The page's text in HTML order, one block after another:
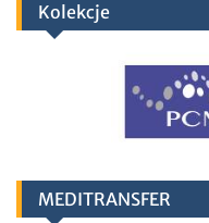
Kolekcje
MEDITRANSFER